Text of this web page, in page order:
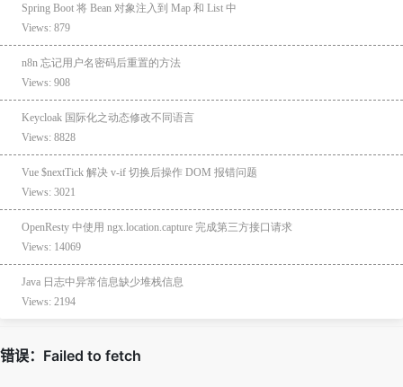
Spring Boot 将 Bean 对象注入到 Map 和 List 中
Views: 879
n8n 忘记用户名密码后重置的方法
Views: 908
Keycloak 国际化之动态修改不同语言
Views: 8828
Vue $nextTick 解决 v-if 切换后操作 DOM 报错问题
Views: 3021
OpenResty 中使用 ngx.location.capture 完成第三方接口请求
Views: 14069
Java 日志中异常信息缺少堆栈信息
Views: 2194